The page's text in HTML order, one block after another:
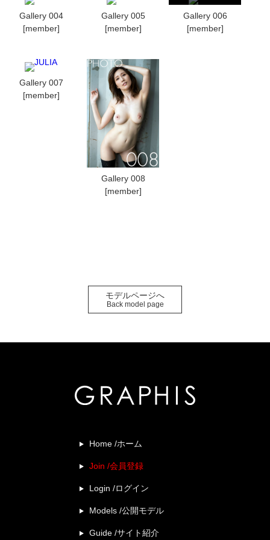
Gallery 004
[member]
Gallery 005
[member]
Gallery 006
[member]
Gallery 007
[member]
Gallery 008
[member]
モデルページへ
Back model page
Home /ホーム
Join /会員登録
Login /ログイン
Models /公開モデル
Guide /サイト紹介